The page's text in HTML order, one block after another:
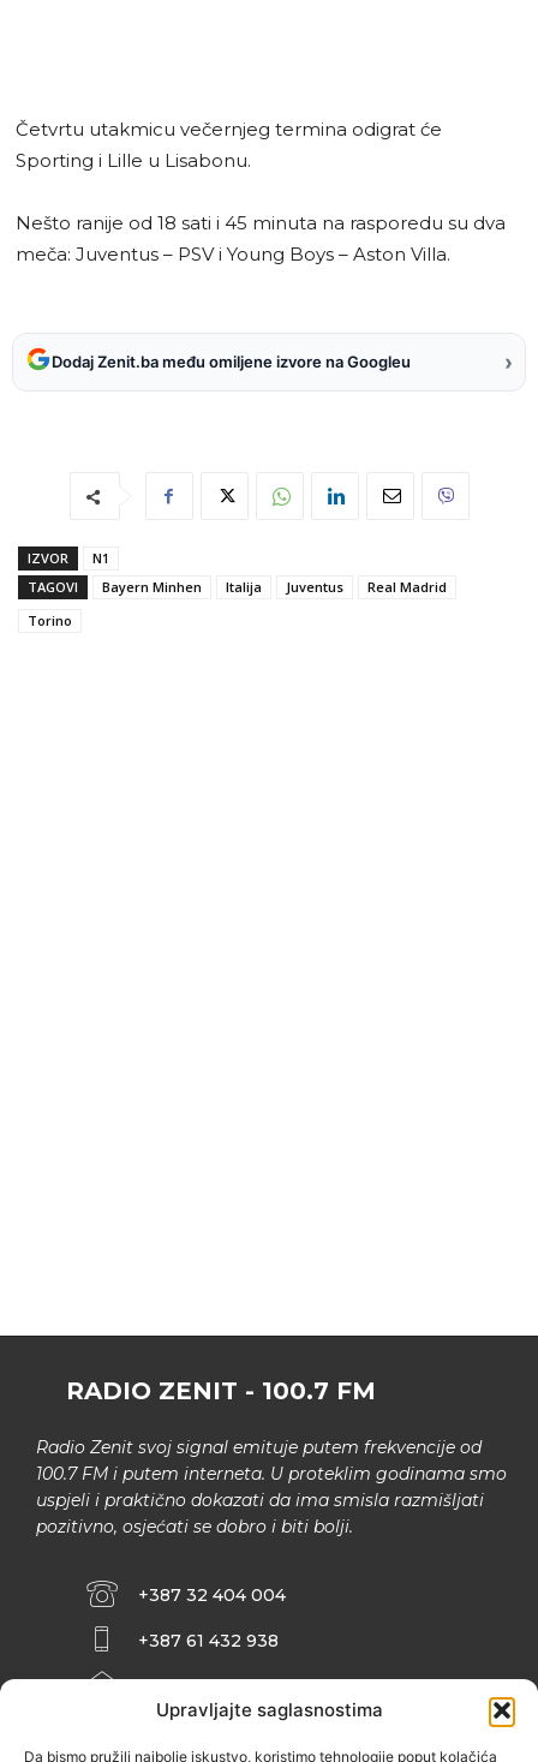
Upravljajte saglasnostima
Da bismo pružili najbolje iskustvo, koristimo tehnologije poput kolačića
Četvrtu utakmicu večernjeg termina odigrat će
Sporting i Lille u Lisabonu.
Nešto ranije od 18 sati i 45 minuta na rasporedu su dva
meča: Juventus – PSV i Young Boys – Aston Villa.
Dodaj Zenit.ba među omiljene izvore na Googleu ›
IZVOR
N1
TAGOVI
Bayern Minhen Italija Juventus
Real Madrid
Torino
RADIO ZENIT - 100.7 FM
Radio Zenit svoj signal emituje putem frekvencije od
100.7 FM i putem interneta. U proteklim godinama smo
uspjeli i praktično dokazati da ima smisla razmišljati
pozitivno, osjećati se dobro i biti bolji.
+387 32 404 004
+387 61 432 938
INFO@ZENIT.BA
ZENIČANKA, 3. SPRAT), 72000 ZENICA